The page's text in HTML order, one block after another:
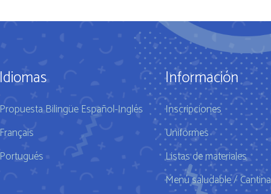
Idiomas
Propuesta Bilingüe Español-Inglés
Français
Portugués
Información
Inscripciones
Uniformes
Listas de materiales
Menú saludable / Cantina